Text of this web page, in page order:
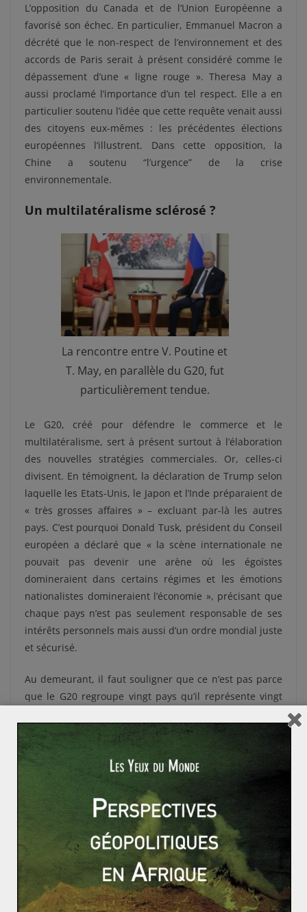
L’opposition du Canada et de l’Union Européenne a
favorisé son échec. En particulier, Emmanuel Macron a
décrété que le non-respect de l’environnement et des
accords de Paris serait à présent considéré comme le
dépassement d’une « ligne rouge ». Theresa May a
aussi proclamé l’importance d’un tel respect. Elle a en
particulier soutenu l’idée que cette requête venait aussi
des citoyens eux-mêmes : les précédentes élections
européennes l’illustrent. Dans cette opposition, la
Chine a soutenu “l’urgence” de la crise
environnementale.
Un multilatéralisme sclérosé ?
La rencontre entre V. Poutine et
T. May, en parallèle du G20, fut
particulièrement tendue.
Le G20, créé pour défendre le commerce et le
multilatéralisme, sert à présent surtout à l’élaboration
des nouvelles stratégies commerciales. Or, celles-ci
divisent. En témoignent, la déclaration de Trump selon
laquelle les Etats-Unis, le Japon et l’Inde préparaient de
« très grosses affaires » – excluant par-là les autres
pays. C’est pourquoi Donald Tusk, président du Conseil
européen a déclaré que « la scène internationale ne
pouvait pas devenir une arène où les égoïstes
domineraient dans certains régimes et les émotions
nationalistes domineraient l’économie », précisant que
chaque pays n’est pas seulement responsable de ses
intérêts personnels mais aussi d’un ordre mondial juste
et sécurisé.
Au demeurant, il faut souligner que ce n’est pas parce
que le G20 regroupe vingt pays qu’il représente vingt
entre la Chine et les Etats-Unis. La difficulté des pays
tiers à plaider pour leur cause en était patente. La
rivalité sino-américaine s’exerce comme un rouleau
compresseur sur l’expression des autres membres.
En définitive, ce ne sont plus les sessions plénières qui
prévalent. Aussi, les discussions à cercles restreints,
surtout bilatérales, sont préférées. Ainsi en est-il en
particulier des discussions entre Donald Trump et Xi
Jinping, entre Theresa May et Vladimir Poutine ou
encore entre Emmanuel Macron et Jair Bolsonaro –